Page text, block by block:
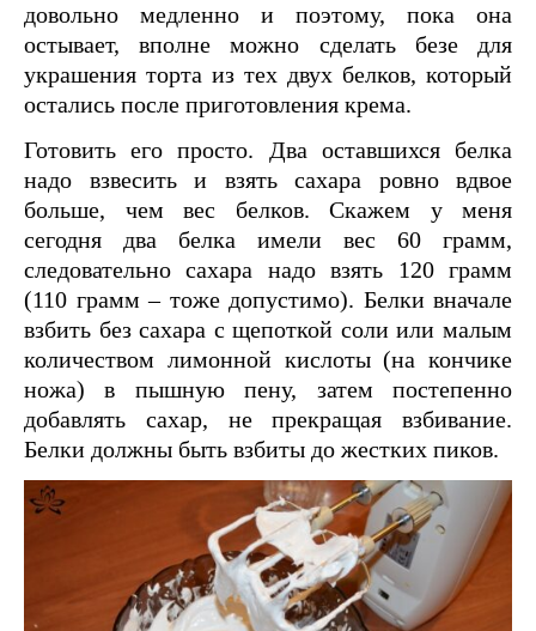
довольно медленно и поэтому, пока она
остывает, вполне можно сделать безе для
украшения торта из тех двух белков, который
остались после приготовления крема.
Готовить его просто. Два оставшихся белка
надо взвесить и взять сахара ровно вдвое
больше, чем вес белков. Скажем у меня
сегодня два белка имели вес 60 грамм,
следовательно сахара надо взять 120 грамм
(110 грамм – тоже допустимо). Белки вначале
взбить без сахара с щепоткой соли или малым
количеством лимонной кислоты (на кончике
ножа) в пышную пену, затем постепенно
добавлять сахар, не прекращая взбивание.
Белки должны быть взбиты до жестких пиков.